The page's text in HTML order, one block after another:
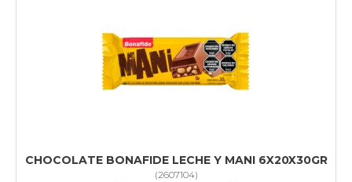
CHOCOLATE BONAFIDE LECHE Y MANI 6X20X30GR
(2607104)